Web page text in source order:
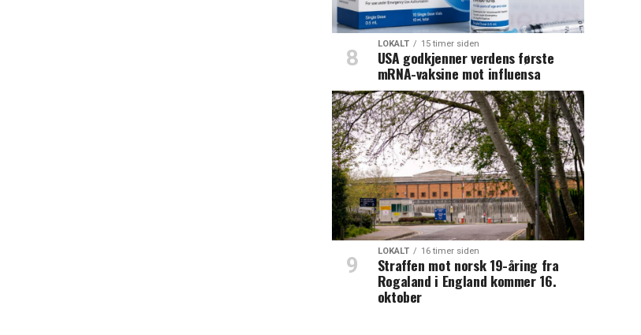
LOKALT 15 timer siden
USA godkjenner verdens første
mRNA-vaksine mot influensa
LOKALT 16 timer siden
Straffen mot norsk 19-åring fra
Rogaland i England kommer 16.
oktober